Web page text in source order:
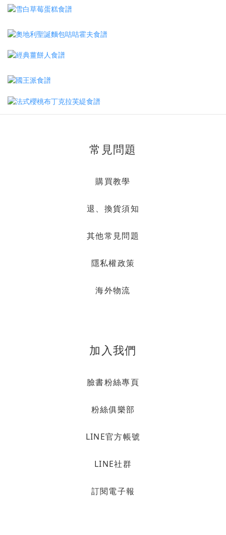
常見問題
購買教學
退、換貨須知
其他常見問題
隱私權政策
海外物流
加入我們
臉書粉絲專頁
粉絲俱樂部
LINE官方帳號
LINE社群
訂閱電子報